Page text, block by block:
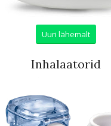
Uuri lähemalt
Inhalaatorid